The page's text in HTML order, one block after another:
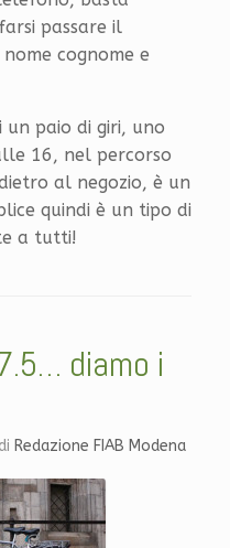
passare il
cognome e
paio di giri, uno
16, nel percorso
al negozio, è un
quindi è un tipo di
a tutti!
diamo i
di Redazione FIAB Modena